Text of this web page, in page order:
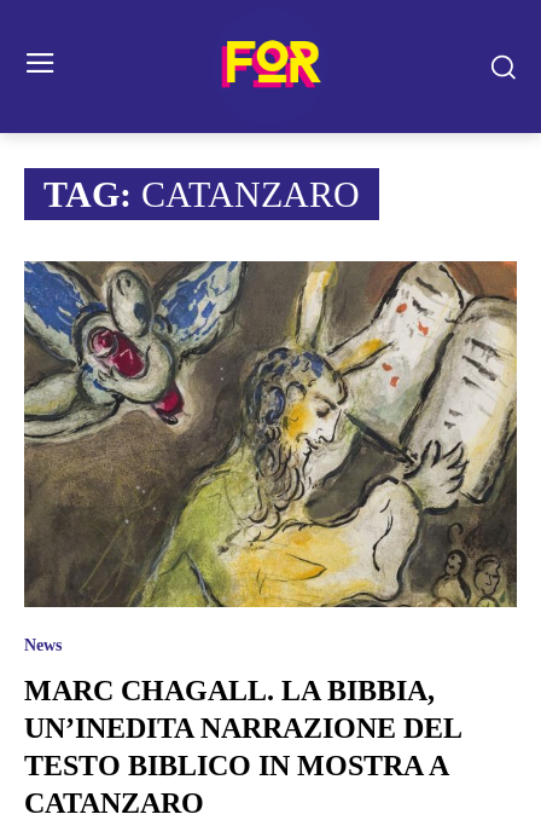
TAG: CATANZARO
News
MARC CHAGALL. LA BIBBIA,
UN’INEDITA NARRAZIONE DEL
TESTO BIBLICO IN MOSTRA A
CATANZARO